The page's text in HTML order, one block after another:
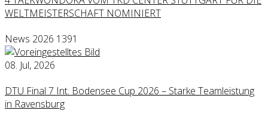
WELTMEISTERSCHAFT NOMINIERT
News 2026 1391
08. Jul, 2026
DTU Final 7 Int. Bodensee Cup 2026 – Starke Teamleistung
in Ravensburg